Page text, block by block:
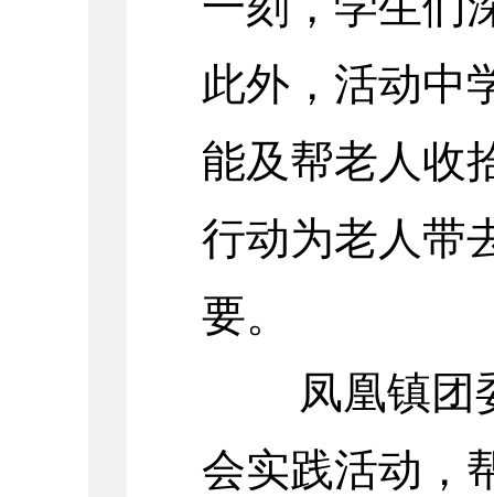
此外，活动中
能及帮老人收
行动为老人带
要。
凤凰镇团委
会实践活动，